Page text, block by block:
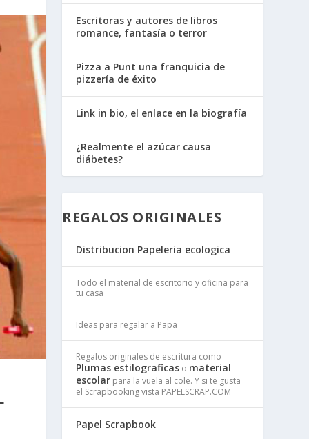
Escritoras y autores de libros
romance, fantasía o terror
Pizza a Punt una franquicia de
pizzería de éxito
Link in bio, el enlace en la biografía
¿Realmente el azúcar causa
diábetes?
REGALOS ORIGINALES
Distribucion Papeleria ecologica
Todo el material de escritorio y oficina para
tu casa
Ideas para regalar a Papa
Regalos originales de escritura como
Plumas estilograficas o material
escolar para la vuela al cole. Y si te gusta
el Scrapbooking vista PAPELSCRAP.COM
Papel Scrapbook